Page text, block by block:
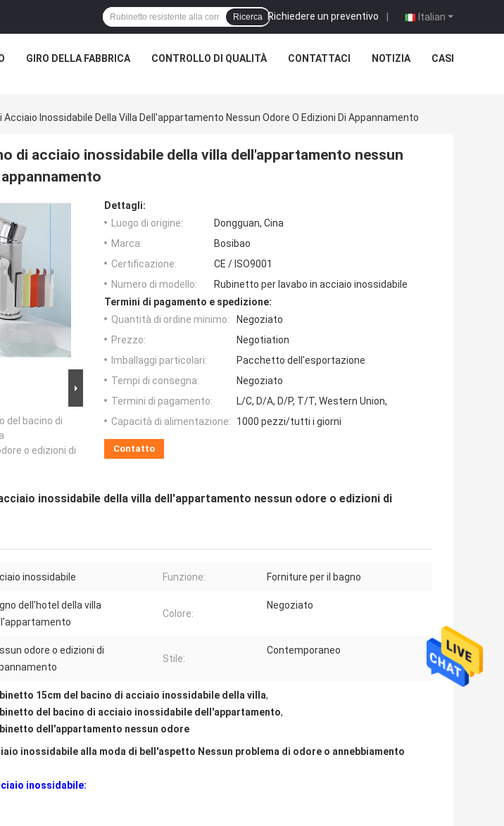
Italian
Richiedere un preventivo |
Ricerca
GIRO DELLA FABBRICA CONTROLLO DI QUALITÀ CONTATTACI NOTIZIA CASI
Acciaio Inossidabile Della Villa Dell'appartamento Nessun Odore O Edizioni Di Appannamento
di acciaio inossidabile della villa dell'appartamento nessun
del bacino di
o edizioni di
Dettagli:
Luogo di origine:
Dongguan, Cina
Marca:
Bosibao
Certificazione:
CE / ISO9001
Numero di modello:
Rubinetto per lavabo in acciaio inossidabile
Termini di pagamento e spedizione:
Quantità di ordine minimo:
Negoziato
Prezzo:
Negotiation
Imballaggi particolari:
Pacchetto dell'esportazione
Tempi di consegna:
Negoziato
Termini di pagamento:
L/C, D/A, D/P, T/T, Western Union,
Capacità di alimentazione:
1000 pezzi/tutti i giorni
Contatto
inossidabile della villa dell'appartamento nessun odore o edizioni di
inossidabile Funzione: Forniture per il bagno
dell'hotel della villa
Colore:
Negoziato
odore o edizioni di
Stile:
Contemporaneo
15cm del bacino di acciaio inossidabile della villa,
del bacino di acciaio inossidabile dell'appartamento,
dell'appartamento nessun odore
inossidabile alla moda di bell'aspetto Nessun problema di odore o annebbiamento
inossidabile: